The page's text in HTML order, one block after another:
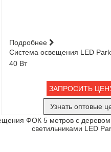
Подробнее
Система освещения LED
40 Вт
ЗАПРОСИТЬ
Узнать оптовые
ФОК 5 метров с деревом
светильниками LED